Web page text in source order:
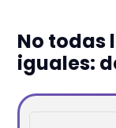
No todas
iguales: